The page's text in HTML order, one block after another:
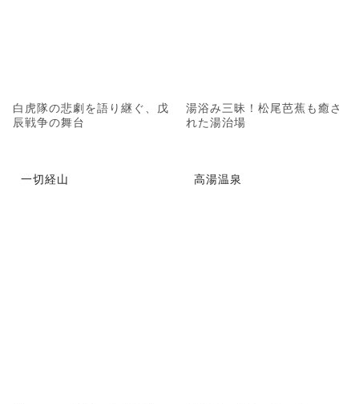
白虎隊の悲劇を語り継ぐ、戊
辰戦争の舞台
湯浴み三昧！松尾芭蕉も癒さ
れた湯治場
一切経山 高湯温泉